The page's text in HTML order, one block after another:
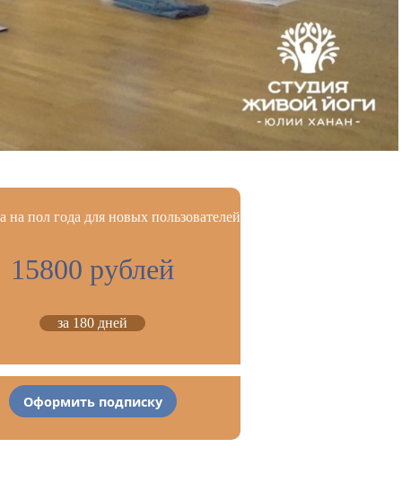
на пол года для новых пользователей
15800 рублей
за 180 дней
Оформить подписку